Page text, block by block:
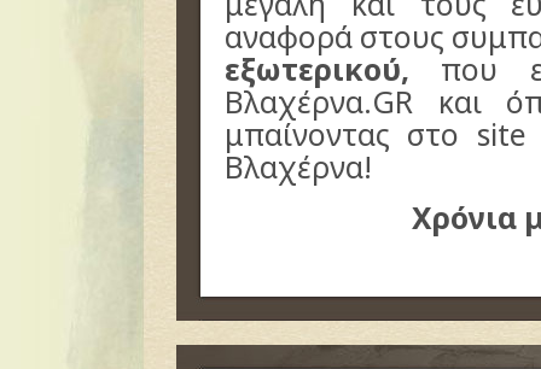
αναφορά στους
εξωτερικού, που
Βλαχέρνα.GR και
μπαίνοντας στο site
Βλαχέρνα!
Χρόνια